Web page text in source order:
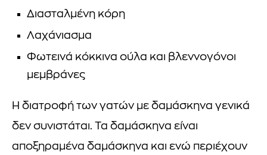
Διασταλμένη κόρη
Λαχάνιασμα
Φωτεινά κόκκινα ούλα και βλεννογόνοι
μεμβράνες
Η διατροφή των γατών με δαμάσκηνα γενικά
δεν συνιστάται. Τα δαμάσκηνα είναι
αποξηραμένα δαμάσκηνα και ενώ περιέχουν